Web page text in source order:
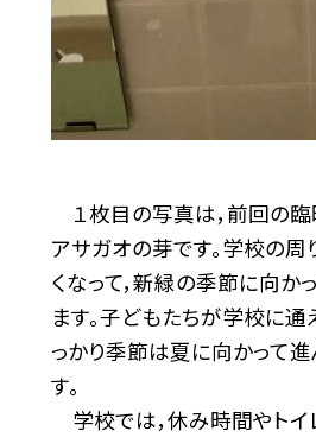
１枚目の写真は，前回の
アサガオの芽です。学校の
くなって，新緑の季節に向か
ます。子どもたちが学校に通
っかり季節は夏に向かって進
す。
学校では，休み時間やトイ